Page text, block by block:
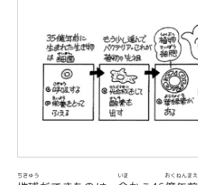
ちきゅう いま おくねんまえ